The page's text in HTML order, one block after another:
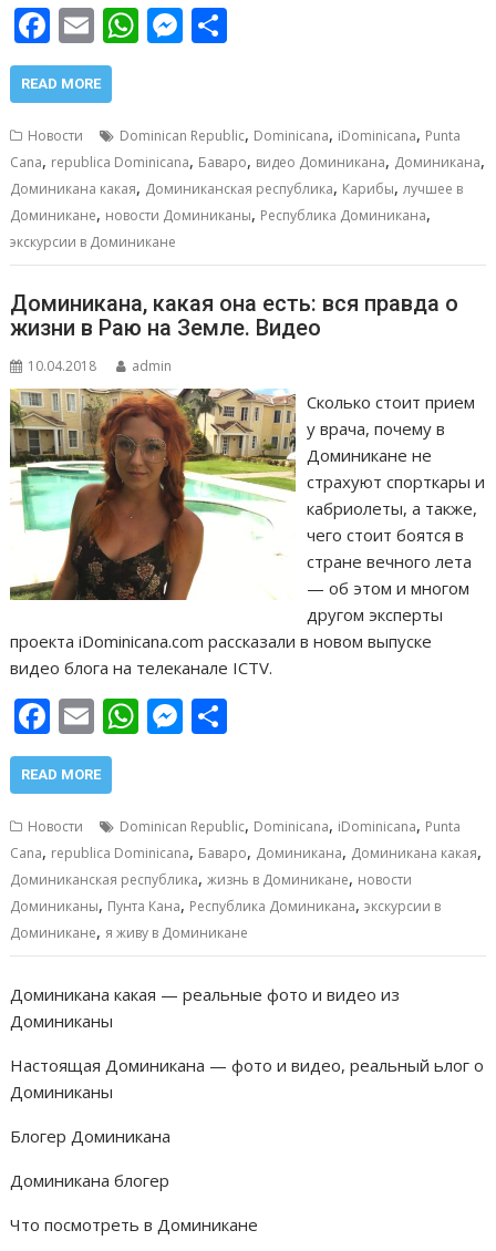
F
ac
e
b
o
o
k
E
m
ai
l
W
s
A
p
p
M
e
n
g
р
а
в
т
ь
READ MORE
Новости Dominican Republic, Dominicana, iDominicana, Punta
Cana, republica Dominicana, Баваро, видео Доминикана, Доминикана,
Доминикана какая, Доминиканская республика, Карибы,лучшее в
Доминикане, новости Доминиканы, Республика Доминикана,
экскурсии в Доминикане
Доминикана, какая она есть: вся правда о
жизни в Раю на Земле. Видео
10.04.2018 admin
Сколько стоит прием
у врача, почему в
Доминикане не
страхуют спорткары и
кабриолеты, а также,
чего стоит боятся в
стране вечного лета
— об этом и многом
другом эксперты
проекта iDominicana.com рассказали в новом выпуске
видео блога на телеканале ICTV.
F
ac
e
b
o
o
k
E
m
ai
l
W
h
s
A
p
p
M
e
e
n
g
er
р
а
в
и
т
ь
READ MORE
Новости Dominican Republic, Dominicana, iDominicana, Punta
Cana, republica Dominicana, Баваро, Доминикана, Доминикана какая,
Доминиканская республика,жизнь в Доминикане, новости
Доминиканы, Пунта Кана, Республика Доминикана,экскурсии в
Доминикане, я живу в Доминикане
Доминикана какая — реальные фото и видео из
Доминиканы
Настоящая Доминикана — фото и видео, реальный ьлог о
Доминиканы
Блогер Доминикана
Доминикана блогер
Что посмотреть в Доминикане